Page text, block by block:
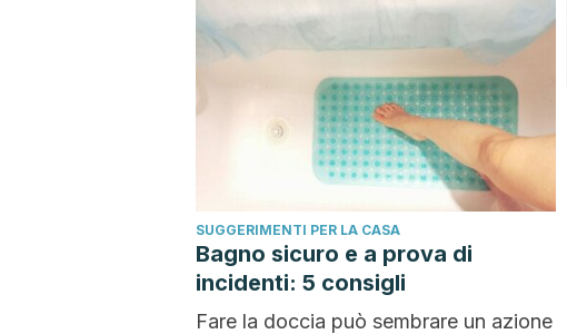
SUGGERIMENTI PER LA CASA
Bagno sicuro e a prova di
incidenti: 5 consigli
Fare la doccia può sembrare un azione